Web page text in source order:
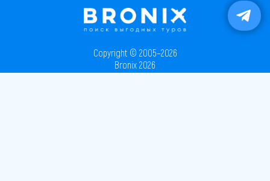
Copyright © 2005–2026
Bronix 2026
Сайт не является публичной офертой